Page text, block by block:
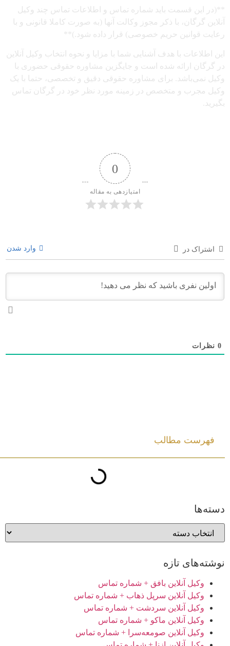
**(در این قسمت باید شماره تماس و اطلاعات تماس چند وکیل
آنلاین گرگان، با ذکر مجوز وکالت آنها (به صورت کاملا قانونی و با
رعایت قوانین حریم خصوصی) قرار داده شود.)**
این اطلاعات با هدف آشنایی شما با مزایا و نحوه انتخاب وکیل آنلاین
در گرگان ارائه شده است و جایگزین مشاوره حقوقی حضوری با
وکیل نمی‌باشد. برای مشاوره حقوقی دقیق و تخصصی، حتما با یک
وکیل مجرب و متخصص در زمینه مورد نظر خود در گرگان تماس
بگیرید.
0
امتیازدهی به مقاله
اشتراک در وارد شدن
0 نظرات
فهرست مطالب
دسته‌ها
نوشته‌های تازه
وکیل آنلاین بافق + شماره تماس
وکیل آنلاین سرپل ذهاب + شماره تماس
وکیل آنلاین سردشت + شماره تماس
وکیل آنلاین ماکو + شماره تماس
وکیل آنلاین صومعه‌سرا + شماره تماس